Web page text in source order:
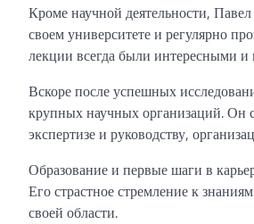
Кроме научной деятельности,
своем университете и регулярно
лекции всегда были интересными и
Вскоре после успешных
крупных научных организаций. Он
экспертизе и руководству,
Образование и первые шаги в
Его страстное стремление к
своей области.